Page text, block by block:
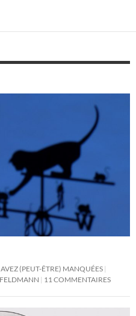
(PEUT-ÊTRE) MANQUÉES
11 COMMENTAIRES